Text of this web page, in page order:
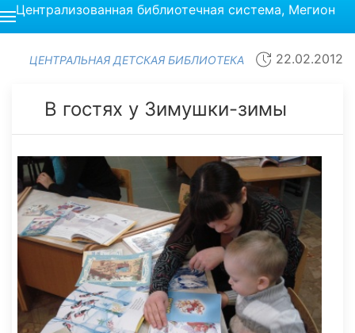
Централизованная библиотечная система, Мегион
ЦЕНТРАЛЬНАЯ ДЕТСКАЯ БИБЛИОТЕКА 22.02.2012
В гостях у Зимушки-зимы